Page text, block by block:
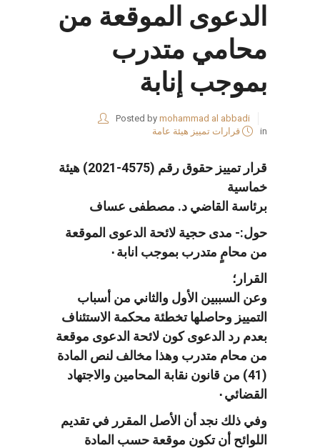
الدعوى الموقعة من
محامي متدرب
بموجب إنابة
Posted by mohammad al abbadi
in
قرارات تمييز هيئة عامة
قرار تمييز حقوق رقم (4575-2021) هيئة
خماسية
برئاسة القاضي د. مصطفى عساف
حول:- مدى حجية لائحة الدعوى الموقعة
من محامٍ متدرب بموجب انابة٠
القرار؛
وعن السببين الأول والثاني من أسباب
التمييز وحاصلها تخطئة محكمة الاستئناف
بعدم رد الدعوى كون لائحة الدعوى موقعة
من محام متدرب وهذا مخالف لنص المادة
(41) من قانون نقابة المحامين والاجتهاد
القضائي٠
وفي ذلك نجد أن الأصل المقرر في تقديم
اللوائح أن تكون موقعة حسب المادة